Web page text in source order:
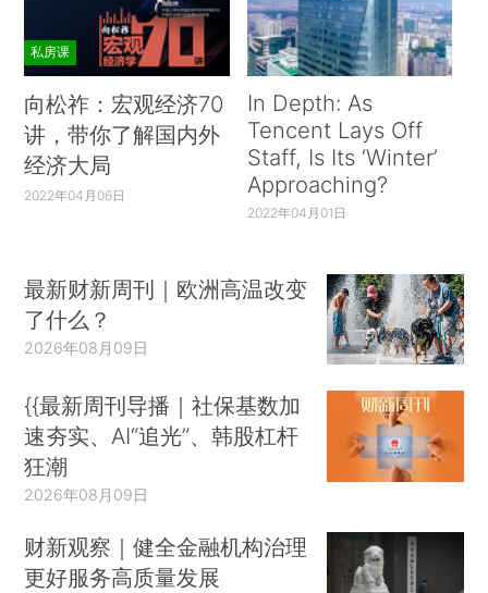
私房课
向松祚：宏观经济70
讲，带你了解国内外
经济大局
2022年04月06日
In Depth: As
Tencent Lays Off
Staff, Is Its ‘Winter’
Approaching?
2022年04月01日
最新财新周刊｜欧洲高温改变
了什么？
2026年08月09日
{{最新周刊导播｜社保基数加
速夯实、AI“追光”、韩股杠杆
狂潮
2026年08月09日
财新观察｜健全金融机构治理
更好服务高质量发展